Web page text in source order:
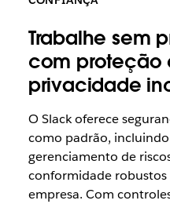
Trabalhe sem
com proteção
privacidade
O Slack oferece
como padrão,
gerenciamento de
conformidade robustos
empresa. Com